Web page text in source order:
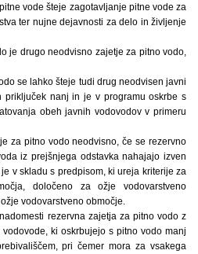
vode šteje zagotavljanje pitne vode za
ter nujne dejavnosti za delo in življenje
je drugo neodvisno zajetje za pitno vodo,
se lahko šteje tudi drug neodvisen javni
priključek nanj in je v programu oskrbe s
obeh javnih vodovodov v primeru
za pitno vodo neodvisno, če se rezervno
iz prejšnjega odstavka nahajajo izven
v skladu s predpisom, ki ureja kriterije za
določeno za ožje vodovarstveno
vodovarstveno območje.
rezervna zajetja za pitno vodo z
ki oskrbujejo s pitno vodo manj
pri čemer mora za vsakega